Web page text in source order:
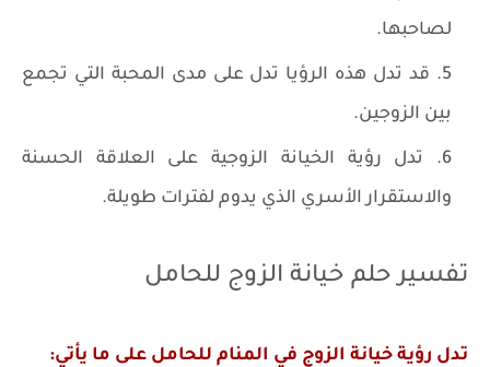
لصاحبها.
قد تدل هذه الرؤيا تدل على مدى المحبة التي تجمع
بين الزوجين.
تدل رؤية الخيانة الزوجية على العلاقة الحسنة
والاستقرار الأسري الذي يدوم لفترات طويلة.
تفسير حلم خيانة الزوج للحامل
تدل رؤية خيانة الزوج في المنام للحامل على ما يأتي: